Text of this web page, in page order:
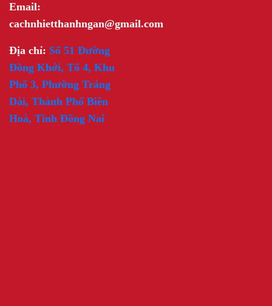
Email:
cachnhietthanhngan@gmail.com
Địa chỉ: Số 51 Đường
Đồng Khởi, Tổ 4, Khu
Phố 3, Phường Trảng
Dài, Thành Phố Biên
Hoà, Tỉnh Đồng Nai